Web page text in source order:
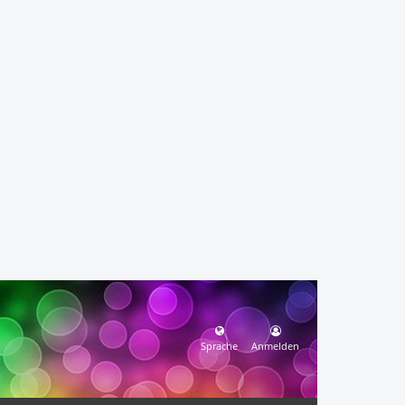
Sprache Anmelden